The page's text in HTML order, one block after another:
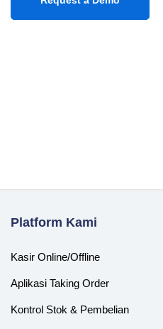
Platform Kami
Kasir Online/Offline
Aplikasi Taking Order
Kontrol Stok & Pembelian